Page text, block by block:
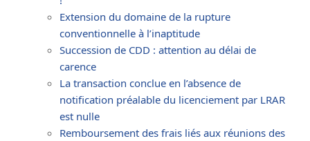
Extension du domaine de la rupture
conventionnelle à l’inaptitude
Succession de CDD : attention au délai de
carence
La transaction conclue en l’absence de
notification préalable du licenciement par LRAR
est nulle
Remboursement des frais liés aux réunions des